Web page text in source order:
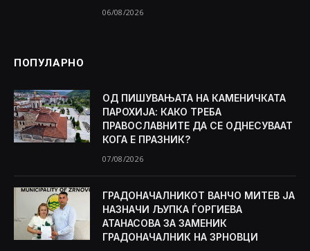
06/08/2026
ПОПУЛАРНО
ОД ПИШУВАЊАТА НА КАМЕНИЧКАТА
ПАРОХИЈА: КАКО ТРЕБА
ПРАВОСЛАВНИТЕ ДА СЕ ОДНЕСУВААТ
КОГА Е ПРАЗНИК?
07/08/2026
ГРАДОНАЧАЛНИКОТ ВАНЧО МИТЕВ ЈА
НАЗНАЧИ ЉУПКА ЃОРГИЕВА
АТАНАСОВА ЗА ЗАМЕНИК
ГРАДОНАЧАЛНИК НА ЗРНОВЦИ